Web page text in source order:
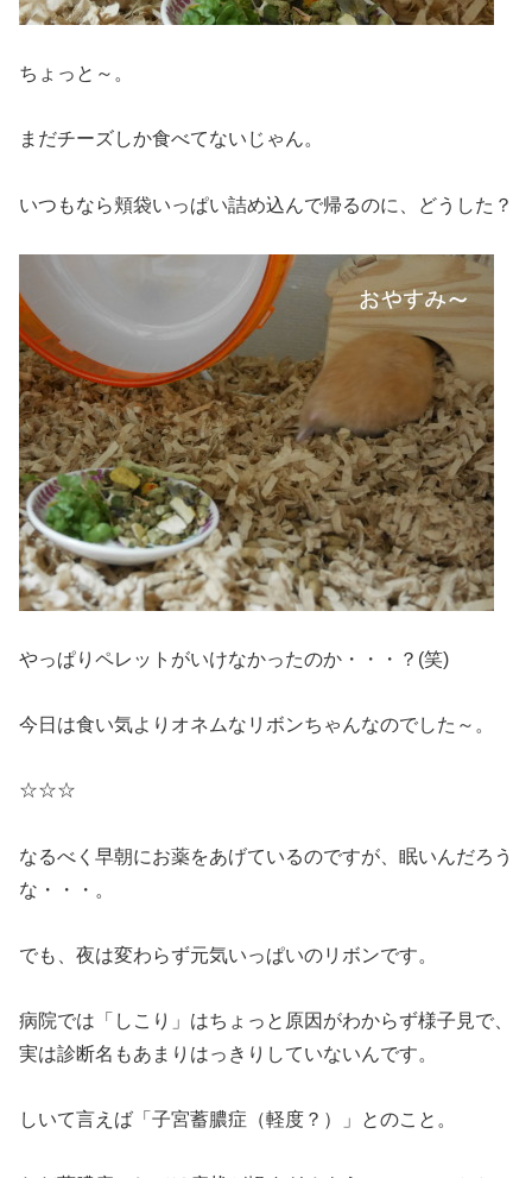
ちょっと～。
まだチーズしか食べてないじゃん。
いつもなら頬袋いっぱい詰め込んで帰るのに、どうした？
やっぱりペレットがいけなかったのか・・・？(笑)
今日は食い気よりオネムなリボンちゃんなのでした～。
☆☆☆
なるべく早朝にお薬をあげているのですが、眠いんだろう
な・・・。
でも、夜は変わらず元気いっぱいのリボンです。
病院では「しこり」はちょっと原因がわからず様子見で、
実は診断名もあまりはっきりしていないんです。
しいて言えば「子宮蓄膿症（軽度？）」とのこと。